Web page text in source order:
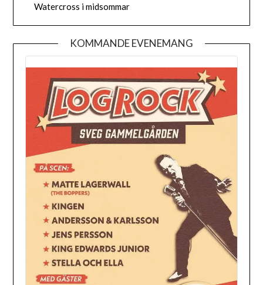
Watercross i midsommar
KOMMANDE EVENEMANG